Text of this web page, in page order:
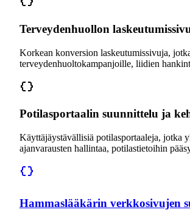
Terveydenhuollon
Korkean konversion laskeutumissivuja,
terveydenhuoltokampanjoille, liidien
Potilasportaalin suunnittelu ja
Käyttäjäystävällisiä potilasportaaleja, jotka
ajanvarausten hallintaa, potilastietoihin
Hammaslääkärin verkkosivujen